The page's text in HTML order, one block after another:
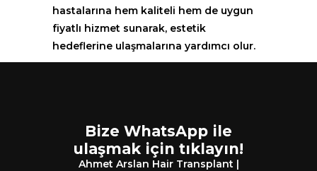
hastalarına hem kaliteli hem de uygun
fiyatlı hizmet sunarak, estetik
hedeflerine ulaşmalarına yardımcı olur.
Bize WhatsApp ile
ulaşmak için tıklayın!
Ahmet Arslan Hair Transplant |